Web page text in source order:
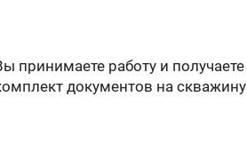
принимаете работу и
документов на скважину